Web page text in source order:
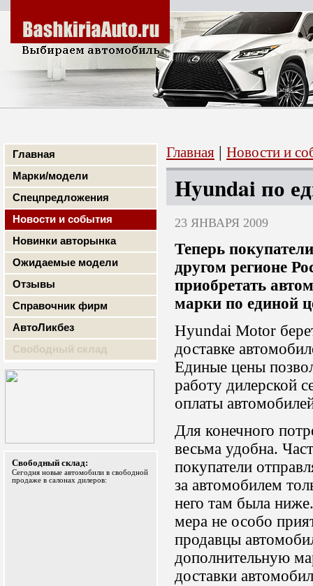
Главная
Марки/модели
Спецпредложения
Новости и события
Новинки авторынка
Ожидаемые модели
Отзывы
Справочник фирм
АвтоЛикбез
Свободный склад
Свободный склад:
Сегодня новые автомобили в свободной
продаже в салонах дилеров:
Главная | Новости и
Hyundai по
23 ЯНВАРЯ 2009
Теперь
другом регионе
приобретать
марки по единой
Hyundai Motor
доставке
Единые цены
работу дилерской
оплаты
Для конечного
весьма удобна.
покупатели
за автомобилем
него там была
мера не особо
продавцы
дополнительную
доставки